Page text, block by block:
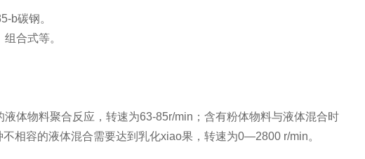
b碳钢。
合式等。
体物料聚合反应，转速为63-85r/min；含有粉体物料与液体混合时
相容的液体混合需要达到乳化xiao果，转速为0—2800 r/min。